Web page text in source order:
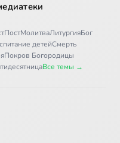
ПостМолитваЛитургияБог
детейСмерть
Покров Богородицы
Все темы →